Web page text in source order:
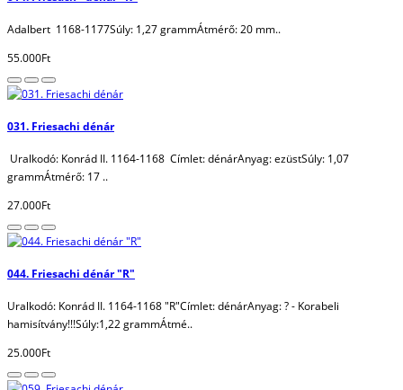
Adalbert 1168-1177Súly: 1,27 grammÁtmérő: 20 mm..
55.000Ft
031. Friesachi dénár
Uralkodó: Konrád II. 1164-1168 Címlet: dénárAnyag: ezüstSúly: 1,07
grammÁtmérő: 17 ..
27.000Ft
044. Friesachi dénár "R"
Uralkodó: Konrád II. 1164-1168 "R"Címlet: dénárAnyag: ? - Korabeli
hamisítvány!!!Súly:1,22 grammÁtmé..
25.000Ft